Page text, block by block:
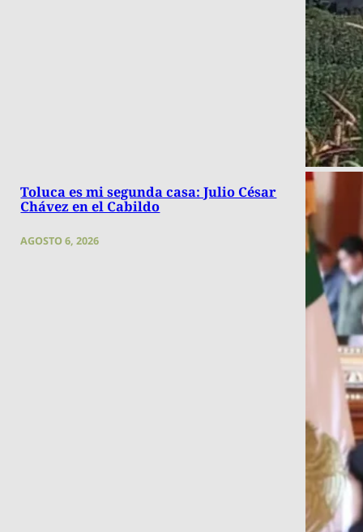
Toluca es mi segunda casa: Julio César
Chávez en el Cabildo
AGOSTO 6, 2026